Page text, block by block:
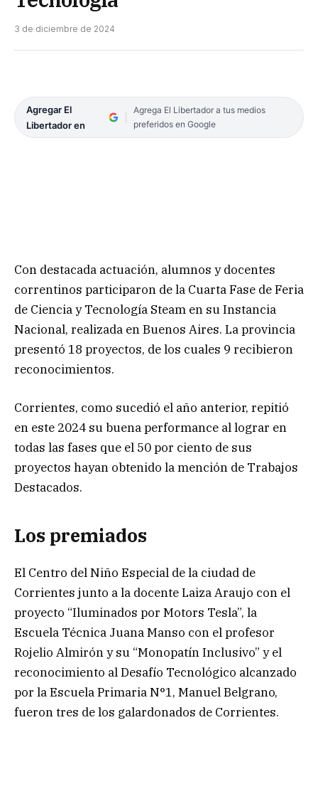
3 de diciembre de 2024
Agregar El
Libertador en
Agrega El Libertador a tus medios
preferidos en Google
Con destacada actuación, alumnos y docentes
correntinos participaron de la Cuarta Fase de Feria
de Ciencia y Tecnología Steam en su Instancia
Nacional, realizada en Buenos Aires. La provincia
presentó 18 proyectos, de los cuales 9 recibieron
reconocimientos.
Corrientes, como sucedió el año anterior, repitió
en este 2024 su buena performance al lograr en
todas las fases que el 50 por ciento de sus
proyectos hayan obtenido la mención de Trabajos
Destacados.
Los premiados
El Centro del Niño Especial de la ciudad de
Corrientes junto a la docente Laiza Araujo con el
proyecto “Iluminados por Motors Tesla”, la
Escuela Técnica Juana Manso con el profesor
Rojelio Almirón y su “Monopatín Inclusivo” y el
reconocimiento al Desafío Tecnológico alcanzado
por la Escuela Primaria N°1, Manuel Belgrano,
fueron tres de los galardonados de Corrientes.